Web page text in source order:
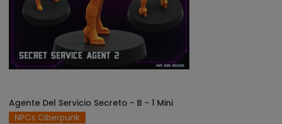
SELECCIONAR OPCIONES
Agente Del Servicio Secreto - B - 1 Mini
NPCs Ciberpunk